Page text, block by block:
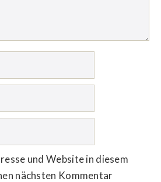
und Website in diesem
nächsten Kommentar